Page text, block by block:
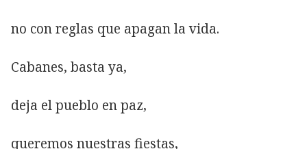
no con reglas que apagan la vida.
Cabanes, basta ya,
deja el pueblo en paz,
queremos nuestras fiestas,